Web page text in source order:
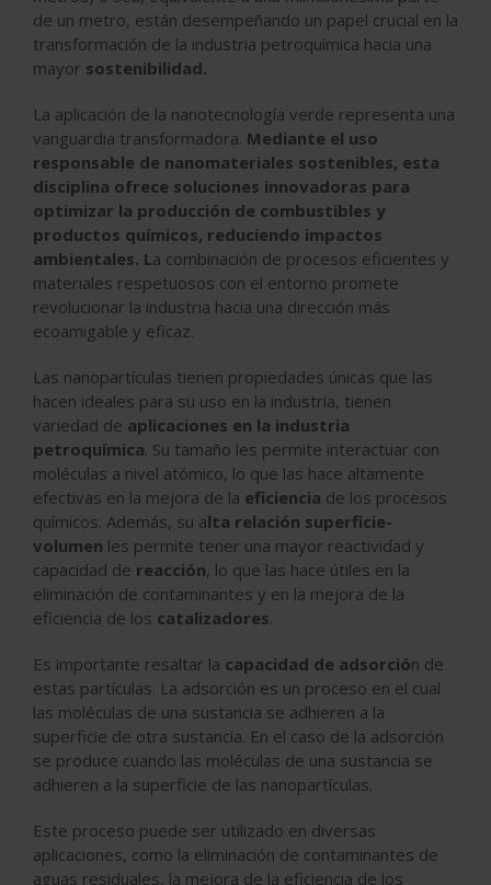
de un metro, están desempeñando un papel crucial en la
transformación de la industria petroquímica hacia una
mayor sostenibilidad.
La aplicación de la nanotecnología verde representa una
vanguardia transformadora. Mediante el uso
responsable de nanomateriales sostenibles, esta
disciplina ofrece soluciones innovadoras para
optimizar la producción de combustibles y
productos químicos, reduciendo impactos
ambientales. La combinación de procesos eficientes y
materiales respetuosos con el entorno promete
revolucionar la industria hacia una dirección más
ecoamigable y eficaz.
Las nanopartículas tienen propiedades únicas que las
hacen ideales para su uso en la industria, tienen
variedad de aplicaciones en la industria
petroquímica. Su tamaño les permite interactuar con
moléculas a nivel atómico, lo que las hace altamente
efectivas en la mejora de la eficiencia de los procesos
químicos. Además, su alta relación superficie-
volumen les permite tener una mayor reactividad y
capacidad de reacción, lo que las hace útiles en la
eliminación de contaminantes y en la mejora de la
eficiencia de los catalizadores.
Es importante resaltar la capacidad de adsorción de
estas partículas. La adsorción es un proceso en el cual
las moléculas de una sustancia se adhieren a la
superficie de otra sustancia. En el caso de la adsorción
se produce cuando las moléculas de una sustancia se
adhieren a la superficie de las nanopartículas.
Este proceso puede ser utilizado en diversas
aplicaciones, como la eliminación de contaminantes de
aguas residuales, la mejora de la eficiencia de los